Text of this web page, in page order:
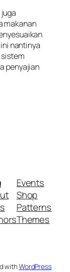
makanan
nantinya
penyajian
Events
Shop
Patterns
Themes
withWordPress